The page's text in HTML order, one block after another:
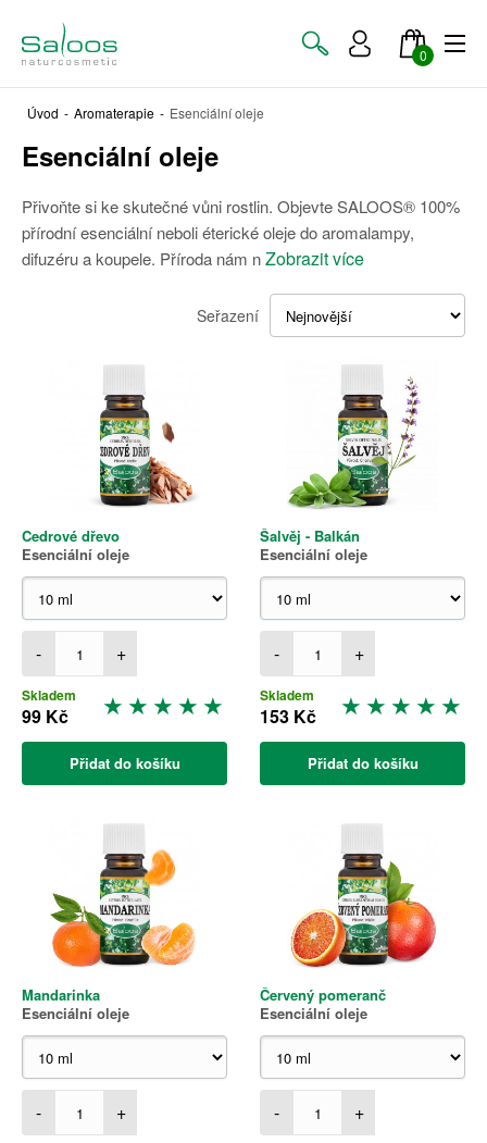
0
Úvod - Aromaterapie - Esenciální oleje
Esenciální oleje
Přivoňte si ke skutečné vůni rostlin. Objevte SALOOS® 100%
přírodní esenciální neboli éterické oleje do aromalampy,
difuzéru a koupele. Příroda nám nZobrazit více
Seřazení
Cedrové dřevo
Esenciální oleje
- +
Skladem
99 Kč
Přidat do košíku
Šalvěj - Balkán
Esenciální oleje
- +
Skladem
153 Kč
Přidat do košíku
Mandarinka
Esenciální oleje
- +
Červený pomeranč
Esenciální oleje
- +